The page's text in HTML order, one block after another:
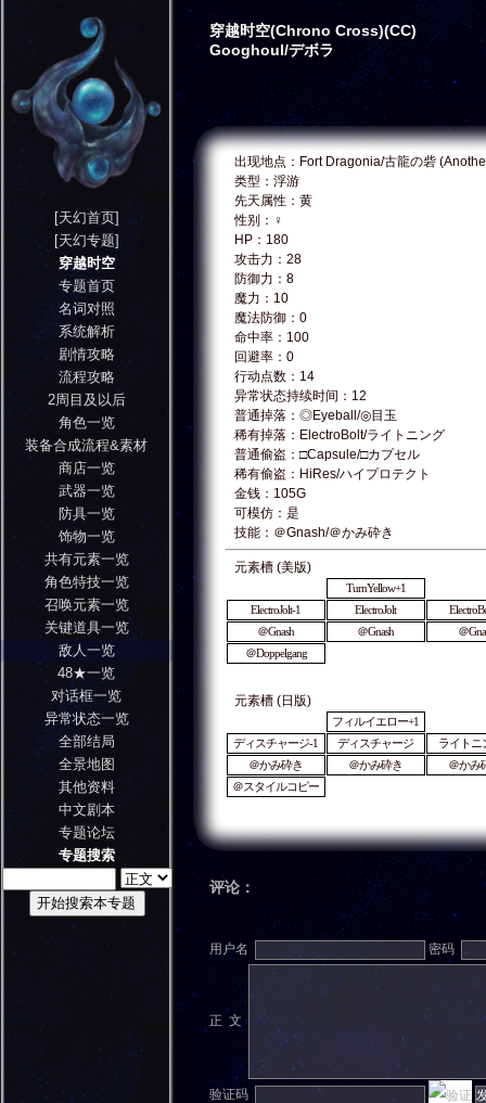
穿越时空(Chrono Cross)(CC)
Googhoul/デボラ
出现地点：Fort Dragonia/古龍の砦
类型：浮游
先天属性：黄
性别：♀
HP：180
攻击力：28
防御力：8
魔力：10
魔法防御：0
命中率：100
回避率：0
行动点数：14
异常状态持续时间：12
普通掉落：◎Eyeball/◎目玉
稀有掉落：ElectroBolt/ライトニング
普通偷盗：□Capsule/□カプセル
稀有偷盗：HiRes/ハイプロテクト
金钱：105G
可模仿：是
技能：＠Gnash/＠かみ砕き
元素槽 (美版)
TurnYellow+1
ElectroJolt-1
ElectroJolt
＠Gnash
＠Gnash
＠
＠Doppelgang
元素槽 (日版)
フィルイエロー+1
ディスチャージ-1
ディスチャージ
ライトニ
＠かみ砕き
＠かみ砕き
＠かみ
＠スタイルコピー
评论：
用户名 密码
正 文
验证码
[天幻首页]
[天幻专题]
穿越时空
专题首页
名词对照
系统解析
剧情攻略
流程攻略
2周目及以后
角色一览
装备合成流程&素材
商店一览
武器一览
防具一览
饰物一览
共有元素一览
角色特技一览
召唤元素一览
关键道具一览
敌人一览
48★一览
对话框一览
异常状态一览
全部结局
全景地图
其他资料
中文剧本
专题论坛
专题搜索